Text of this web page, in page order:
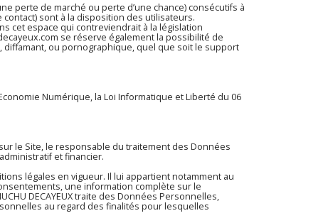
perte de marché ou perte d’une chance) consécutifs à
sont à la disposition des utilisateurs.
cet espace qui contreviendrait à la législation
se réserve également la possibilité de
diffamant, ou pornographique, quel que soit le support
Numérique, la Loi Informatique et Liberté du 06
le Site, le responsable du traitement des Données
et financier.
légales en vigueur. Il lui appartient notamment au
une information complète sur le
DECAYEUX traite des Données Personnelles,
au regard des finalités pour lesquelles